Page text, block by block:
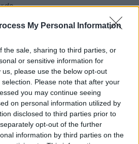
My Personal Information
the sale, sharing to third parties, or
or sensitive information for
please use the below opt-out
Please note that after your
you may continue seeing
on personal information utilized by
disclosed to third parties prior to
opt-out of the further
information by third parties on the
Visi įrašai
įrašai
00:00:30
Vilniaus r.: dviejų moterų ir